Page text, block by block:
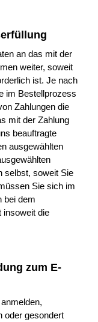
an das mit der
weiter, soweit
ist. Je nach
im Bestellprozess
Zahlungen die
mit der Zahlung
beauftragte
ausgewählten
selbst, soweit Sie
Sie sich im
bei dem
insoweit die
zum E-
oder gesondert